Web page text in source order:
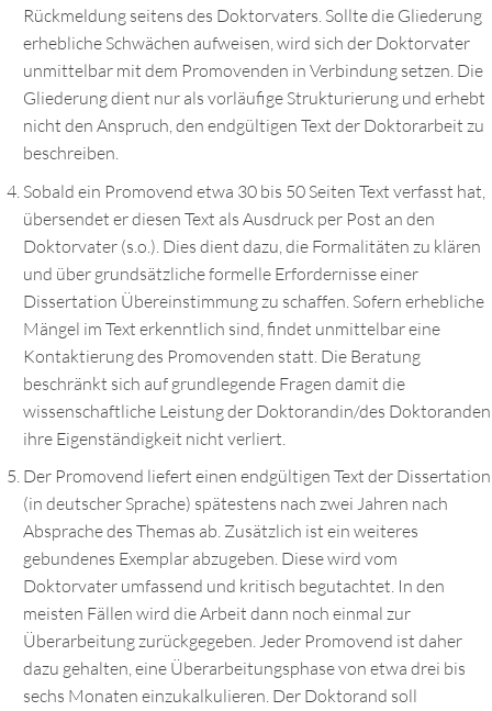
Rückmeldung seitens des Doktorvaters. Sollte die Gliederung
erhebliche Schwächen aufweisen, wird sich der Doktorvater
unmittelbar mit dem Promovenden in Verbindung setzen. Die
Gliederung dient nur als vorläufige Strukturierung und erhebt
nicht den Anspruch, den endgültigen Text der Doktorarbeit zu
beschreiben.
Sobald ein Promovend etwa 30 bis 50 Seiten Text verfasst hat,
übersendet er diesen Text als Ausdruck per Post an den
Doktorvater (s.o.). Dies dient dazu, die Formalitäten zu klären
und über grundsätzliche formelle Erfordernisse einer
Dissertation Übereinstimmung zu schaffen. Sofern erhebliche
Mängel im Text erkenntlich sind, findet unmittelbar eine
Kontaktierung des Promovenden statt. Die Beratung
beschränkt sich auf grundlegende Fragen damit die
wissenschaftliche Leistung der Doktorandin/des Doktoranden
ihre Eigenständigkeit nicht verliert.
Der Promovend liefert einen endgültigen Text der Dissertation
(in deutscher Sprache) spätestens nach zwei Jahren nach
Absprache des Themas ab. Zusätzlich ist ein weiteres
gebundenes Exemplar abzugeben. Diese wird vom
Doktorvater umfassend und kritisch begutachtet. In den
meisten Fällen wird die Arbeit dann noch einmal zur
Überarbeitung zurückgegeben. Jeder Promovend ist daher
dazu gehalten, eine Überarbeitungsphase von etwa drei bis
sechs Monaten einzukalkulieren. Der Doktorand soll